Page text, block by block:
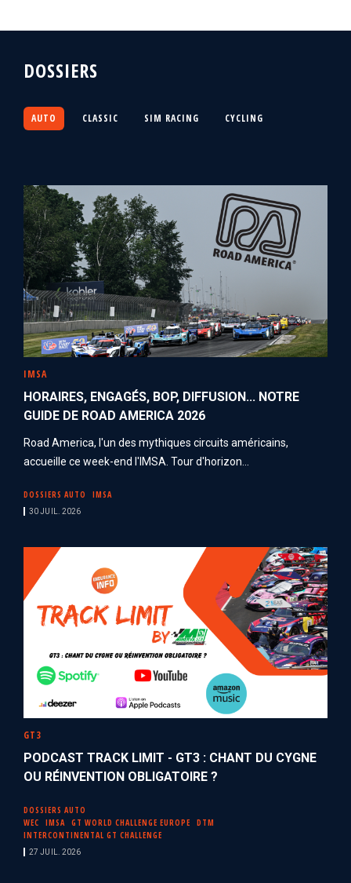
DOSSIERS
AUTO CLASSIC SIM RACING CYCLING
IMSA
HORAIRES, ENGAGÉS, BOP, DIFFUSION... NOTRE
GUIDE DE ROAD AMERICA 2026
Road America, l'un des mythiques circuits américains,
accueille ce week-end l'IMSA. Tour d'horizon...
DOSSIERS AUTO IMSA
30 JUIL. 2026
GT3
PODCAST TRACK LIMIT - GT3 : CHANT DU CYGNE
OU RÉINVENTION OBLIGATOIRE ?
DOSSIERS AUTO
WEC
IMSA GT WORLD CHALLENGE EUROPE
DTM
INTERCONTINENTAL GT CHALLENGE
27 JUIL. 2026